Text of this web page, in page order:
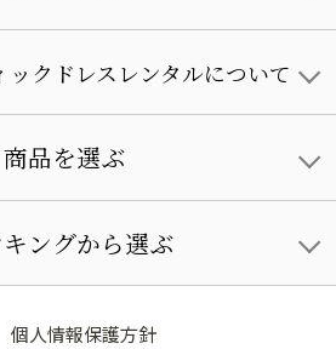
ックドレスレンタルについて
商品を選ぶ
ングから選ぶ
個人情報保護方針